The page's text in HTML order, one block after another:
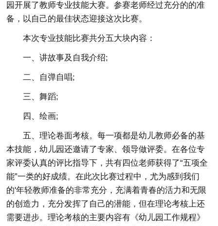
园开展了教师专业技能大赛。参赛老师经过充分的的准
备，以自己的最佳状态迎接这次比赛。
本次专业技能比赛共分五大块内容：
一、讲故事及自我介绍;
二、自弹自唱;
三、舞蹈;
四、绘画;
五、理论卷面考核。每一项都是幼儿教师必备的基
本技能，幼儿园还邀请了专家、领导做评委。在各位专
家评委认真的评比指导下，共有四位老师获得了“五项全
能”一类的好成绩。在此次比赛过程中，尤为感到我们
的'年轻教师准备的非常充分，充满着青春的活力和无限
的创造力，充分发挥了自己的潜能，但在理论考核上还
需要进步。理论考核的主要内容有《幼儿园工作规程》